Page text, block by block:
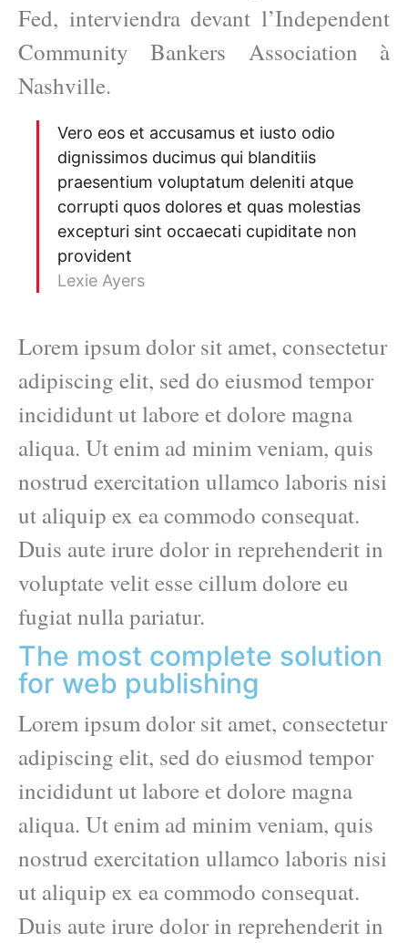
Fed, interviendra devant l’Independent
Community Bankers Association à
Nashville.
Vero eos et accusamus et iusto odio
dignissimos ducimus qui blanditiis
praesentium voluptatum deleniti atque
corrupti quos dolores et quas molestias
excepturi sint occaecati cupiditate non
provident
Lexie Ayers
Lorem ipsum dolor sit amet, consectetur
adipiscing elit, sed do eiusmod tempor
incididunt ut labore et dolore magna
aliqua. Ut enim ad minim veniam, quis
nostrud exercitation ullamco laboris nisi
ut aliquip ex ea commodo consequat.
Duis aute irure dolor in reprehenderit in
voluptate velit esse cillum dolore eu
fugiat nulla pariatur.
The most complete solution
for web publishing
Lorem ipsum dolor sit amet, consectetur
adipiscing elit, sed do eiusmod tempor
incididunt ut labore et dolore magna
aliqua. Ut enim ad minim veniam, quis
nostrud exercitation ullamco laboris nisi
ut aliquip ex ea commodo consequat.
Duis aute irure dolor in reprehenderit in